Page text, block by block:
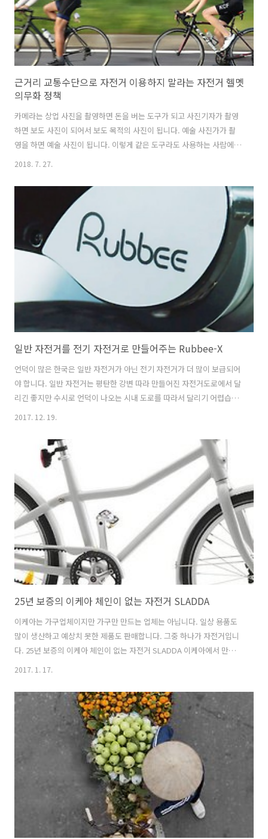
근거리 교통수단으로 자전거 이용하지 말라는 자전거 헬멧
의무화 정책
카메라는 상업 사진을 촬영하면 돈을 버는 도구가 되고 사진기자가 촬영
하면 보도 사진이 되어서 보도 목적의 사진이 됩니다. 예술 사진가가 촬
영을 하면 예술 사진이 됩니다. 이렇게 같은 도구라도 사용하는 사람에
따라서 그 사용 용도는 크게 달라집니다. 자전거도 마찬가지입니다. 건강
터나 공원에 가기 위해서 타는 자전거는 이동수단이 됩니다. 그러나 우리
는 오로지 자전거라는 이름에만 집중해서 보게 됩니다. 9월부터 헬멧 의
무화로 피해 받는 근거리 이동용 생활자전거 사용자들전 자전거 근거리
이용자입니다. 근거리 이용자라고 해서 운동용, 레저용으로 타지 말라는
법은 없습니다. 때에 따라서 운동 삼아 타기도 하고 근거리 이동용으로
타기도 합니다. 안..
2018. 7. 27.
일반 자전거를 전기 자전거로 만들어주는 Rubbee-X
언덕이 많은 한국은 일반 자전거가 아닌 전기 자전거가 더 많이 보급되어
야 합니다. 일반 자전거는 평탄한 강변 따라 만들어진 자전거도로에서 달
리긴 좋지만 수시로 언덕이 나오는 시내 도로를 따라서 달리기 어렵습니
다. 그래서 어느 나라보다 전기 자전거가 더 많이 보급되어야 합니다. 그
큽니다. 자전거 등록제가 도입되어야 하지만 일본처럼 자전거를 찾아주
는 경찰도 없습니다. 경찰에 도난 신고 해봐야 뭘 이런 걸 다 신고를 해
요?라는 표정으로 보죠. 따라서 전기 자전거는 사무실이나 집 베란다에
모셔야 하는 존재입니다. 그러나 중저가 일반 자전거를 간단하게 전기 자
전거로 만들어준다면 전기 자전거의 새로운 대안이 되지 않을까요? 일반
자전거를 전기 ..
2017. 12. 19.
25년 보증의 이케아 체인이 없는 자전거 SLADDA
이케아는 가구업체이지만 가구만 만드는 업체는 아닙니다. 일상 용품도
많이 생산하고 예상치 못한 제품도 판매합니다. 그중 하나가 자전거입니
다. 25년 보증의 이케아 체인이 없는 자전거 SLADDA 이케아에서 만든
자전거 SLADDA는 벨트 드라이브를 사용하는 자전거입니다. 보통의 자
다. 외모는 별 특이점이 없습니다만 이 자전거는 놀랍게도 본체는 무려
25년, 벨트 드라이브는 무려 10년 보증을 해줍니다. 대략 1만 5000km
주행까지 무상 보증을 해줍니다. 뭐 한국에서는 그 보증 기간 전에 도난
사고로 사라질 것 같지만 그럼에도 엄청나게 긴 시간의 무상 보증을 해주
네요. 벨트 드라이브가 좋은 점은 꽤 많습니다. 그중 하나가 기존 체인은
2017. 1. 17.